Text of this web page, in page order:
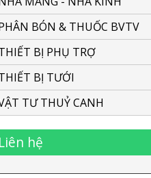
BÓN & THUỐC BVTV
BỊ PHỤ TRỢ
BỊ TƯỚI
TƯ THUỶ CANH
Liên hệ